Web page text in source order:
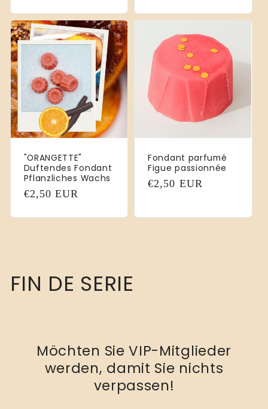
"ORANGETTE"
Duftendes Fondant
Pflanzliches Wachs
Normaler
€2,50 EUR
Fondant parfumé
Figue passionnée
Normaler
€2,50 EUR
K
FIN DE SERIE
Möchten Sie VIP-Mitglieder
werden, damit Sie nichts
verpassen!